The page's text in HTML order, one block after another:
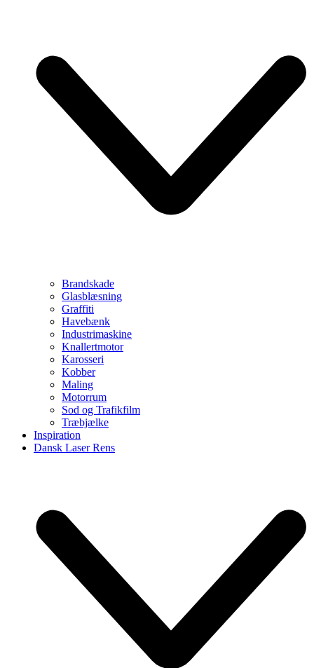
Brandskade
Glasblæsning
Graffiti
Havebænk
Industrimaskine
Knallertmotor
Karosseri
Kobber
Maling
Motorrum
Sod og Trafikfilm
Træbjælke
Inspiration
Dansk Laser Rens